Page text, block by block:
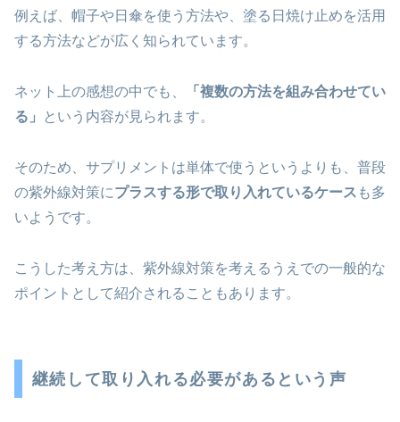
例えば、帽子や日傘を使う方法や、塗る日焼け止めを活用
する方法などが広く知られています。
ネット上の感想の中でも、
「複数の方法を組み合わせてい
る」
という内容が見られます。
そのため、サプリメントは単体で使うというよりも、普段
の紫外線対策にプラスする形で取り入れているケース も多
いようです。
こうした考え方は、紫外線対策を考えるうえでの一般的な
ポイントとして紹介されることもあります。
継続して取り入れる必要があるという声